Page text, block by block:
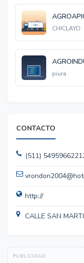
CHICLAYO
piura
CONTACTO
(511)
http://
CALLE SAN